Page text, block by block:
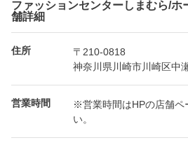
ファッションセンターしまむら/ホ
舗詳細
住所
〒210-0818
神奈川県川崎市川崎区中
営業時間
※営業時間はHPの店舗ペ
い。